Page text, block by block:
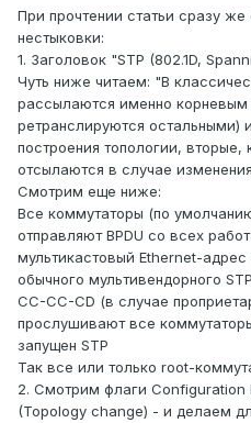
При прочтении статьи сразу
нестыковки:
1. Заголовок "STP (802.1D,
Чуть ниже читаем: "В
рассылаются именно
ретранслируются остальными)
построения топологии, вторые,
отсылаются в случае
Смотрим еще ниже:
Все коммутаторы (по
отправляют BPDU со всех
мультикастовый Ethernet-
обычного мультивендорного
CC-CC-CD (в случае
прослушивают все
запущен STP
Так все или только root-
2. Смотрим флаги
(Topology change) - и делаем